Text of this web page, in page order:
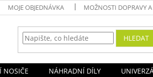
MOJE OBJEDNÁVKA MOŽNOSTI DOPRAVY
HLEDAT
NOSIČE NÁHRADNÍ DÍLY